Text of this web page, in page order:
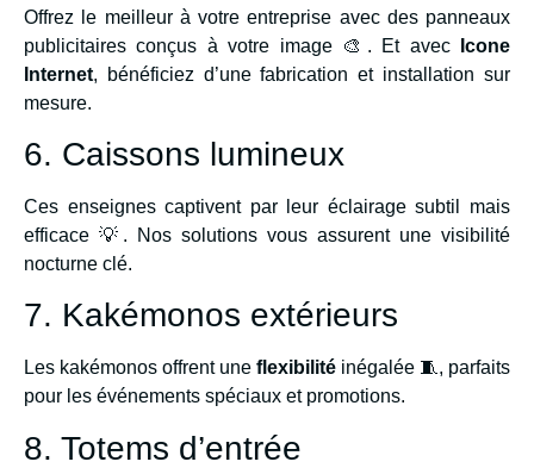
Offrez le meilleur à votre entreprise avec des panneaux
publicitaires conçus à votre image 🎨. Et avec
Icone
Internet, bénéficiez d’une fabrication et installation sur
mesure.
6. Caissons lumineux
Ces enseignes captivent par leur éclairage subtil mais
efficace 💡. Nos solutions vous assurent une visibilité
nocturne clé.
7. Kakémonos extérieurs
Les kakémonos offrent une flexibilité inégalée 🧵, parfaits
pour les événements spéciaux et promotions.
8. Totems d’entrée